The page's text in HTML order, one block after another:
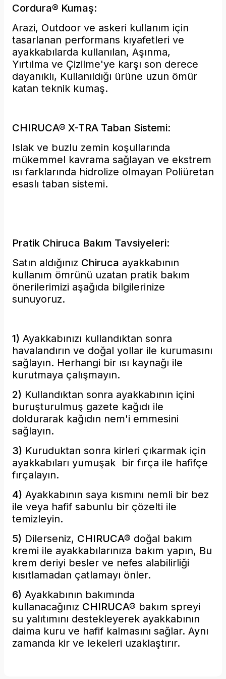
Cordura® Kumaş:
Arazi, Outdoor ve askeri kullanım için
tasarlanan performans kıyafetleri ve
ayakkabılarda kullanılan, Aşınma,
Yırtılma ve Çizilme'ye karşı son derece
dayanıklı, Kullanıldığı ürüne uzun ömür
katan teknik kumaş.
CHIRUCA® X-TRA Taban Sistemi:
Islak ve buzlu zemin koşullarında
mükemmel kavrama sağlayan ve ekstrem
ısı farklarında hidrolize olmayan Poliüretan
esaslı taban sistemi.
Pratik Chiruca Bakım Tavsiyeleri:
Satın aldığınız Chiruca ayakkabının
kullanım ömrünü uzatan pratik bakım
önerilerimizi aşağıda bilgilerinize
sunuyoruz.
1) Ayakkabınızı kullandıktan sonra
havalandırın ve doğal yollar ile kurumasını
sağlayın. Herhangi bir ısı kaynağı ile
kurutmaya çalışmayın.
2) Kullandıktan sonra ayakkabının içini
buruşturulmuş gazete kağıdı ile
doldurarak kağıdın nem'i emmesini
sağlayın.
3) Kuruduktan sonra kirleri çıkarmak için
ayakkabıları yumuşak bir fırça ile hafifçe
fırçalayın.
4) Ayakkabının saya kısmını nemli bir bez
ile veya hafif sabunlu bir çözelti ile
temizleyin.
5) Dilerseniz, CHIRUCA® doğal bakım
kremi ile ayakkabılarınıza bakım yapın, Bu
krem deriyi besler ve nefes alabilirliği
kısıtlamadan çatlamayı önler.
6) Ayakkabının bakımında
kullanacağınız CHIRUCA® bakım spreyi
su yalıtımını destekleyerek ayakkabının
daima kuru ve hafif kalmasını sağlar. Aynı
zamanda kir ve lekeleri uzaklaştırır.